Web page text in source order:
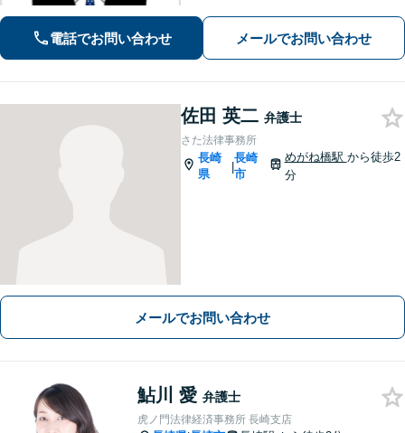
います。早期解決には、早めのご相談
が肝要です。
電話でお問い合わせ メールでお問い合わせ
佐田 英二 弁護士
さた法律事務所
長崎
県
|
長崎
市
めがね橋駅 から徒歩2
分
メールでお問い合わせ
鮎川 愛 弁護士
虎ノ門法律経済事務所 長崎支店